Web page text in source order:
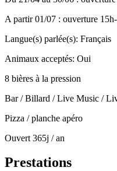
A partir 01/07 : ouverture
Langue(s) parlée(s): Français
Animaux acceptés: Oui
8 bières à la pression
Bar / Billard / Live Music /
Pizza / planche apéro
Ouvert 365j / an
Prestations